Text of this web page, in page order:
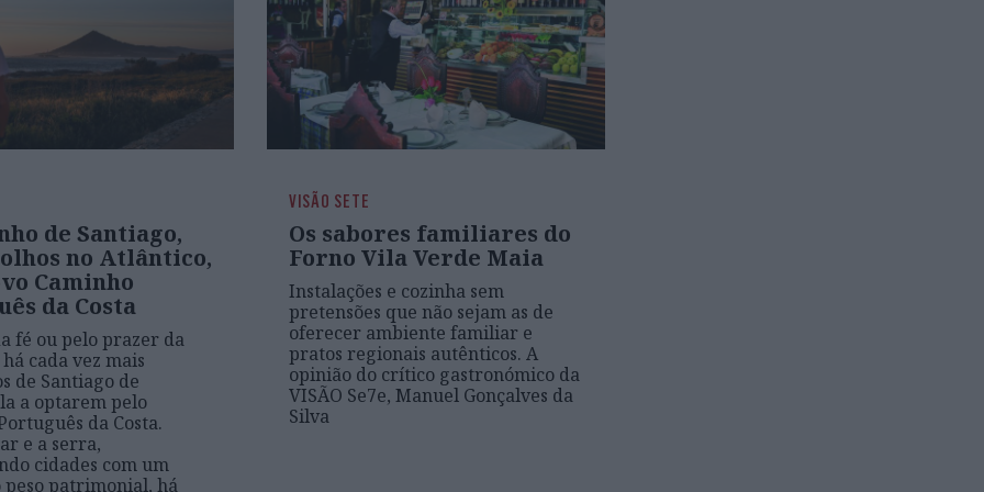
de Santiago,
no Atlântico,
Caminho
da Costa
fé ou pelo prazer da
cada vez mais
de Santiago de
a optarem pelo
da Costa.
e a serra,
cidades com um
patrimonial, há
VISÃO SETE
Os sabores familiares do
Forno Vila Verde Maia
Instalações e cozinha sem
pretensões que não sejam as de
oferecer ambiente familiar e
pratos regionais autênticos. A
opinião do crítico gastronómico da
VISÃO Se7e, Manuel Gonçalves da
Silva